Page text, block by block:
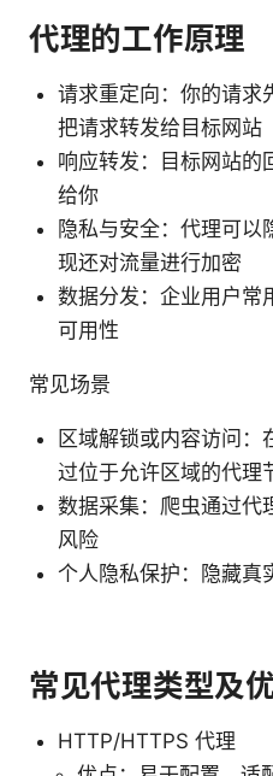
代理的工作原理
请求重定向：你的请求
把请求转发给目标网站
响应转发：目标网站的
给你
隐私与安全：代理可以
现还对流量进行加密
数据分发：企业用户常
可用性
常见场景
区域解锁或内容访问：
过位于允许区域的代理
数据采集：爬虫通过代
风险
个人隐私保护：隐藏真
常见代理类型及
HTTP/HTTPS 代理